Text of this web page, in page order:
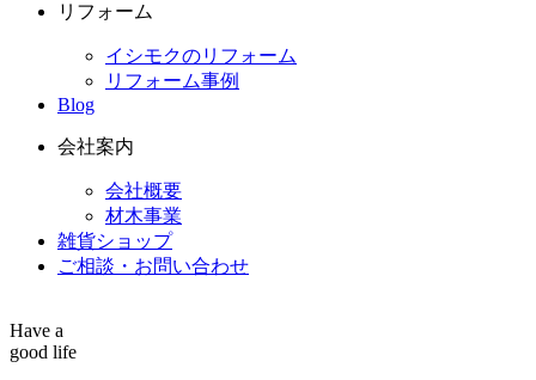
リフォーム
イシモクのリフォーム
リフォーム事例
Blog
会社案内
会社概要
材木事業
雑貨ショップ
ご相談・お問い合わせ
Have a
good life